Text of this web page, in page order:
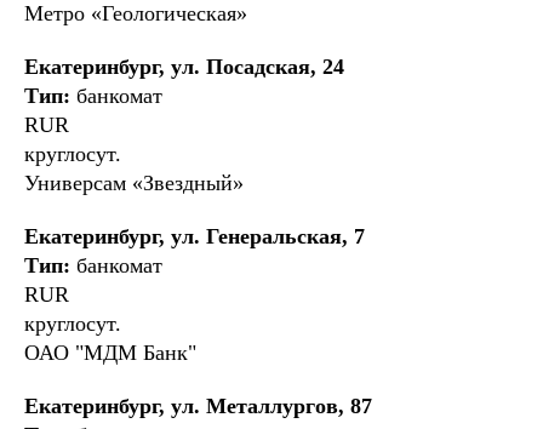
Метро «Геологическая»
Екатеринбург, ул. Посадская, 24
Тип: банкомат
RUR
круглосут.
Универсам «Звездный»
Екатеринбург, ул. Генеральская, 7
Тип: банкомат
RUR
круглосут.
ОАО "МДМ Банк"
Екатеринбург, ул. Металлургов, 87